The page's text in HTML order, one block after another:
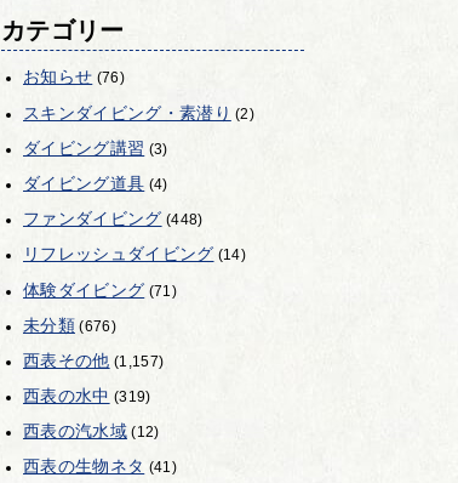
カテゴリー
お知らせ (76)
スキンダイビング・素潜り (2)
ダイビング講習 (3)
ダイビング道具 (4)
ファンダイビング (448)
リフレッシュダイビング (14)
体験ダイビング (71)
未分類(676)
西表その他 (1,157)
西表の水中 (319)
西表の汽水域(12)
西表の生物ネタ (41)